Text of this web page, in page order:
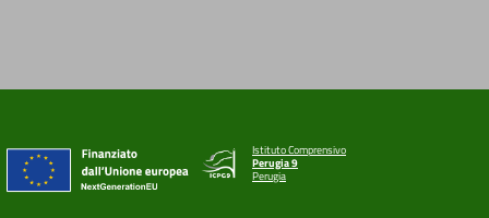
Istituto Comprensivo
Perugia 9
Perugia